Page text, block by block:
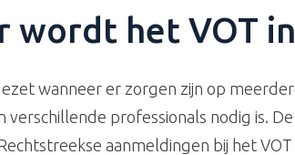
wordt het VOT
wanneer er zorgen zijn op
verschillende professionals nodig is.
aanmeldingen bij het